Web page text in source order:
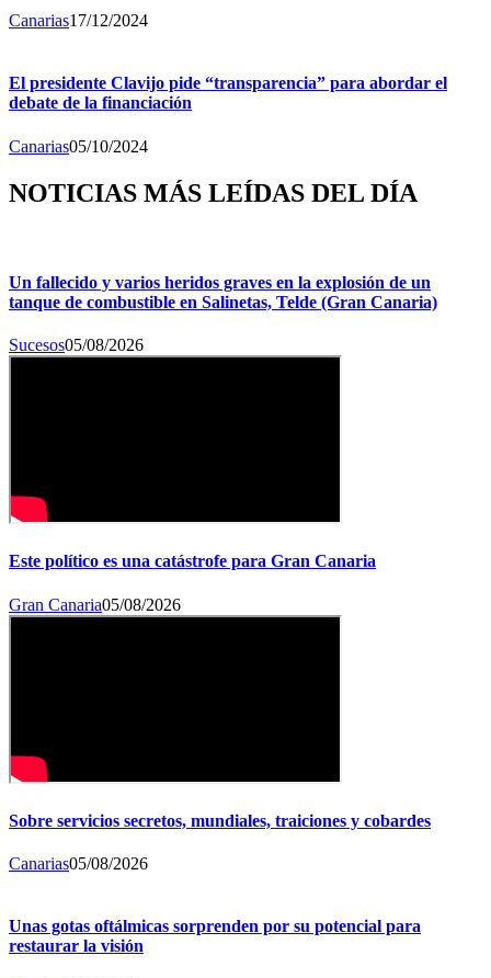
Canarias17/12/2024
El presidente Clavijo pide “transparencia” para abordar el
debate de la financiación
Canarias05/10/2024
NOTICIAS MÁS LEÍDAS DEL DÍA
Un fallecido y varios heridos graves en la explosión de un
tanque de combustible en Salinetas, Telde (Gran Canaria)
Sucesos05/08/2026
Este político es una catástrofe para Gran Canaria
Gran Canaria05/08/2026
Sobre servicios secretos, mundiales, traiciones y cobardes
Canarias05/08/2026
Unas gotas oftálmicas sorprenden por su potencial para
restaurar la visión